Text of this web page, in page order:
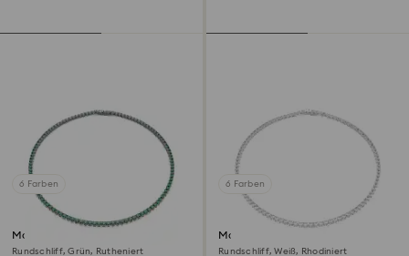
6 Farben
Matrix Tennis Halskette
Rundschliff, Grün, Rutheniert
6 Farben
Matrix Tennis Halskette
Rundschliff, Weiß, Rhodiniert